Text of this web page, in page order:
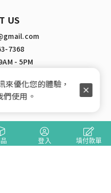
US
7368
- 5PM
International Co., LTD
登入 填付款單
優化您的體驗，
使用。